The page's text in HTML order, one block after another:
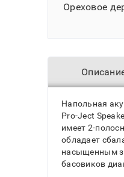
Ореховое
Напольная
Pro-Ject
имеет 2-
обладает
насыщенным
басовиков